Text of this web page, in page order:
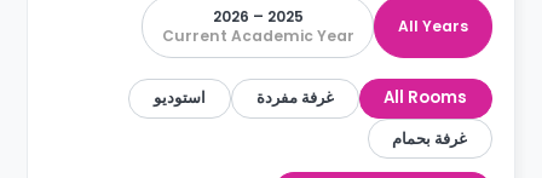
All Years
2025 – 2026
Current Academic Year
All Rooms غرفة مفردة
استوديو
غرفة بحمام